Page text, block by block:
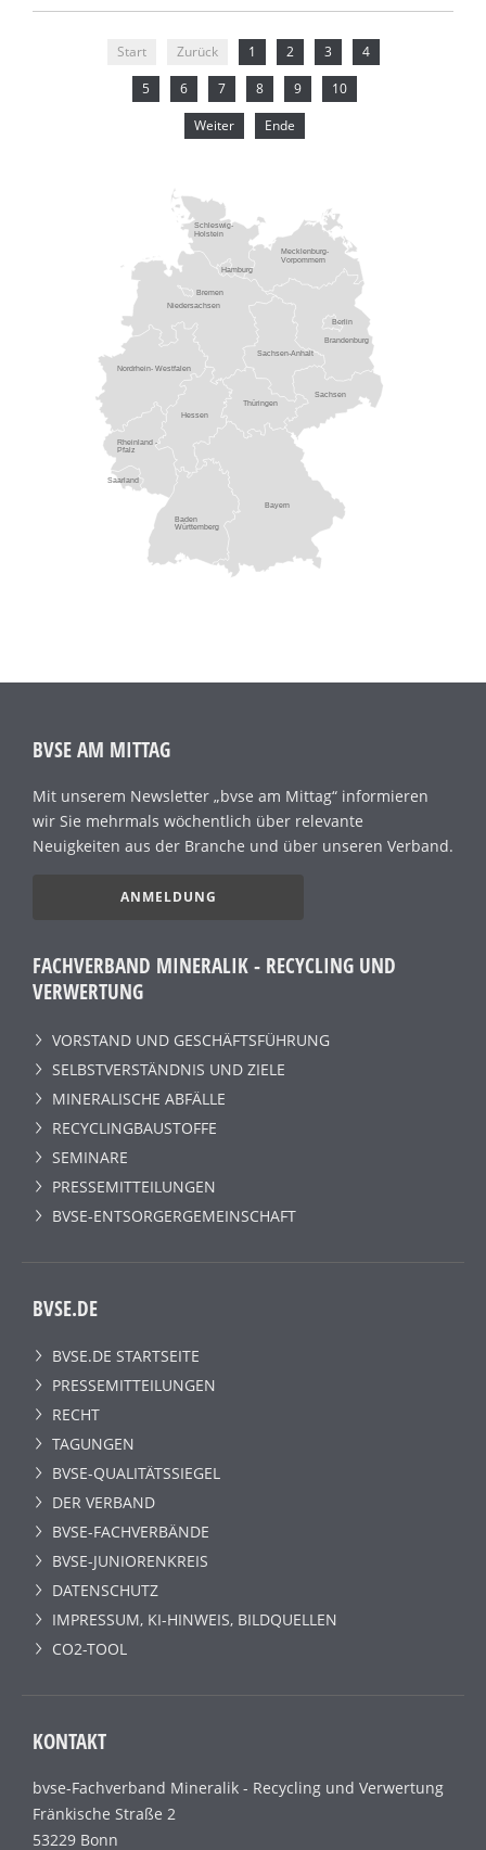
Start Zurück 1 2 3 4
5 6 7 8 9 10
Weiter Ende
Baden
Württemberg
Bayern
Brandenburg
Hessen
Mecklenburg-
Vorpommern
Niedersachsen
Nordrhein- Westfalen
Rheinland -
Pfalz
Sachsen
Sachsen-Anhalt
Schleswig-
Holstein
Thüringen
Berlin
Bremen
Hamburg
Saarland
BVSE AM MITTAG
Mit unserem Newsletter „bvse am Mittag“ informieren
wir Sie mehrmals wöchentlich über relevante
Neuigkeiten aus der Branche und über unseren Verband.
ANMELDUNG
FACHVERBAND MINERALIK - RECYCLING UND
VERWERTUNG
VORSTAND UND GESCHÄFTSFÜHRUNG
SELBSTVERSTÄNDNIS UND ZIELE
MINERALISCHE ABFÄLLE
RECYCLINGBAUSTOFFE
SEMINARE
PRESSEMITTEILUNGEN
BVSE-ENTSORGERGEMEINSCHAFT
BVSE.DE
BVSE.DE STARTSEITE
PRESSEMITTEILUNGEN
RECHT
TAGUNGEN
BVSE-QUALITÄTSSIEGEL
DER VERBAND
BVSE-FACHVERBÄNDE
BVSE-JUNIORENKREIS
DATENSCHUTZ
IMPRESSUM, KI-HINWEIS, BILDQUELLEN
CO2-TOOL
KONTAKT
bvse-Fachverband Mineralik - Recycling und Verwertung
Fränkische Straße 2
53229 Bonn